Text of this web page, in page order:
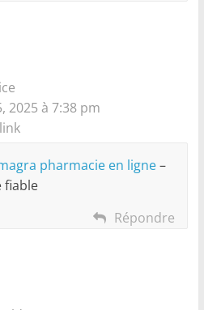
2025 à 7:38 pm
pharmacie en ligne–
fiable
Répondre